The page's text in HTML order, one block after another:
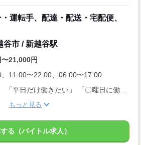
運転手、配達・配送・宅配便、
谷市 / 新越谷駅
21,000円
11:00〜22:00、06:00〜17:00
もっと見る
る（バイトル求人）